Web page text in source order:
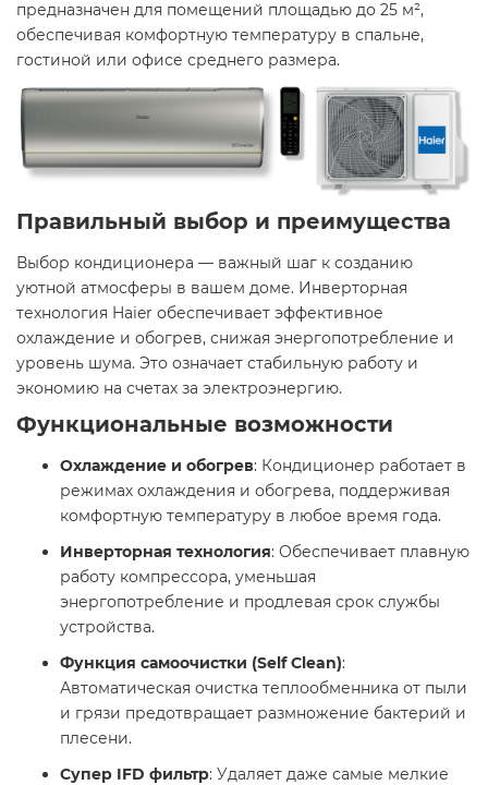
предназначен для помещений площадью до 25 м²,
обеспечивая комфортную температуру в спальне,
гостиной или офисе среднего размера. ​
Правильный выбор и преимущества
Выбор кондиционера — важный шаг к созданию
уютной атмосферы в вашем доме. Инверторная
технология Haier обеспечивает эффективное
охлаждение и обогрев, снижая энергопотребление и
уровень шума. Это означает стабильную работу и
экономию на счетах за электроэнергию.​
Функциональные возможности
Охлаждение и обогрев: Кондиционер работает в
режимах охлаждения и обогрева, поддерживая
комфортную температуру в любое время года.​
Инверторная технология: Обеспечивает плавную
работу компрессора, уменьшая
энергопотребление и продлевая срок службы
устройства.​
Функция самоочистки (Self Clean):
Автоматическая очистка теплообменника от пыли
и грязи предотвращает размножение бактерий и
плесени.​
Супер IFD фильтр: Удаляет даже самые мелкие